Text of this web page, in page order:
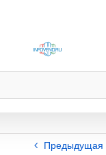
Предыдущая